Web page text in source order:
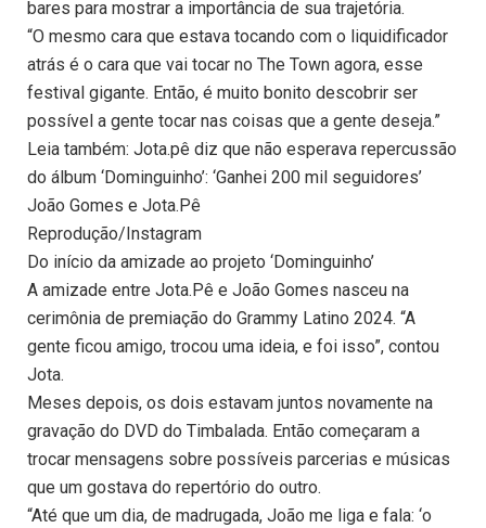
bares para mostrar a importância de sua trajetória.
“O mesmo cara que estava tocando com o liquidificador
atrás é o cara que vai tocar no The Town agora, esse
festival gigante. Então, é muito bonito descobrir ser
possível a gente tocar nas coisas que a gente deseja.”
Leia também: Jota.pê diz que não esperava repercussão
do álbum ‘Dominguinho’: ‘Ganhei 200 mil seguidores’
João Gomes e Jota.Pê
Reprodução/Instagram
Do início da amizade ao projeto ‘Dominguinho’
A amizade entre Jota.Pê e João Gomes nasceu na
cerimônia de premiação do Grammy Latino 2024. “A
gente ficou amigo, trocou uma ideia, e foi isso”, contou
Jota.
Meses depois, os dois estavam juntos novamente na
gravação do DVD do Timbalada. Então começaram a
trocar mensagens sobre possíveis parcerias e músicas
que um gostava do repertório do outro.
“Até que um dia, de madrugada, João me liga e fala: ‘o